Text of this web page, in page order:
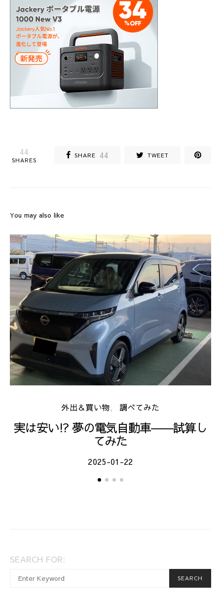
44
SHARES
SHARE 44 TWEET
You may also like
外出＆買い物 調べてみた
実は安い!? 夢の電気自動車――試算し
てみた
2025-01-22
SEARCH FOR:
When autocomplete results are available use up and
SEARCH